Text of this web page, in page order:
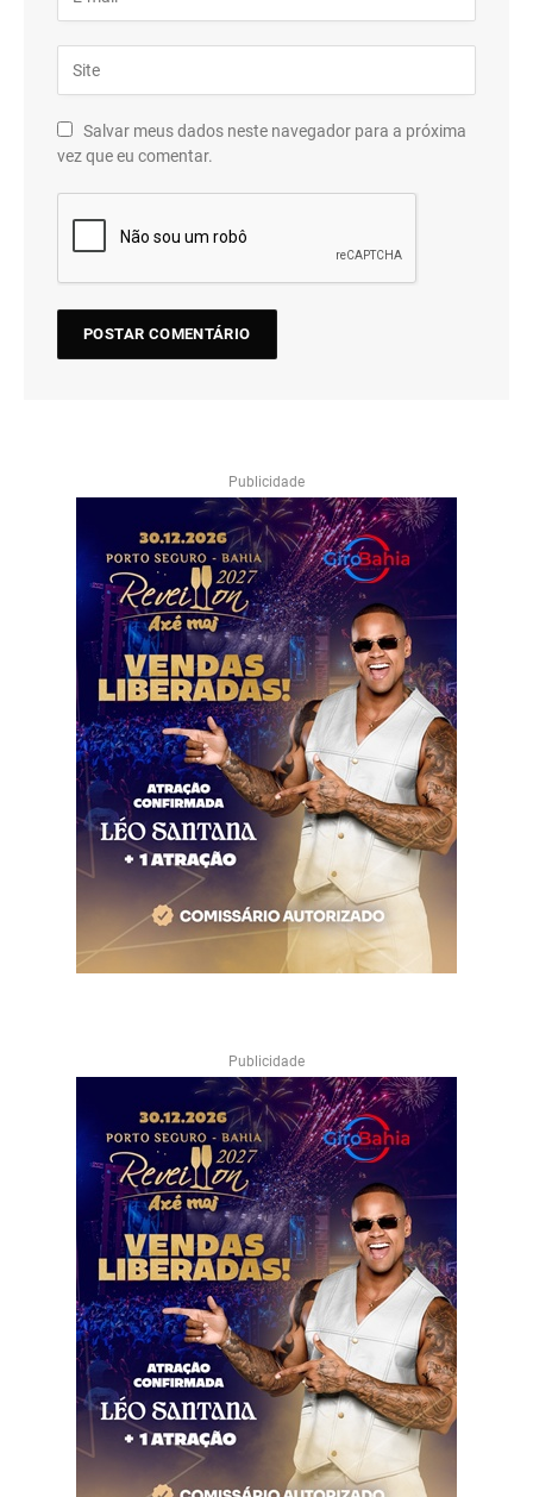
Salvar meus dados neste navegador para a próxima
vez que eu comentar.
Publicidade
Publicidade